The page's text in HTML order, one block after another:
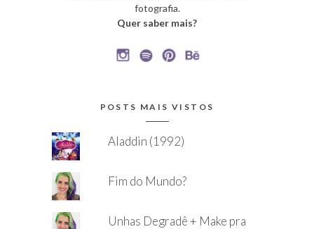
fotografia.
Quer saber mais?
POSTS MAIS VISTOS
Aladdin (1992)
Fim do Mundo?
Unhas Degradê + Make pra